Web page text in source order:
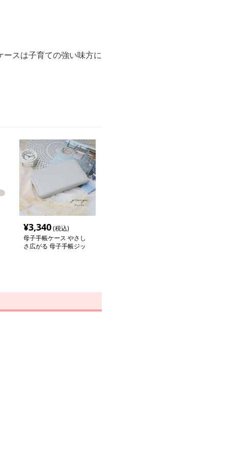
スは子育ての強い味方に
¥3,340(税込)
母子手帳ケース やさし
さ広がる 母子手帳ジッ